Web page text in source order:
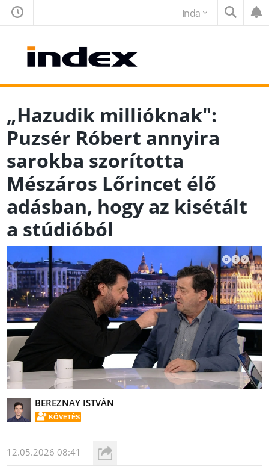
Inda
„Hazudik millióknak":
Puzsér Róbert annyira
sarokba szorította
Mészáros Lőrincet élő
adásban, hogy az kisétált
a stúdióból
BEREZNAY ISTVÁN
KÖVETÉS
12.05.2026 08:41